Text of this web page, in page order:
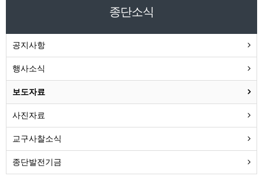
종단소식
공지사항
행사소식
보도자료
사진자료
교구사찰소식
종단발전기금